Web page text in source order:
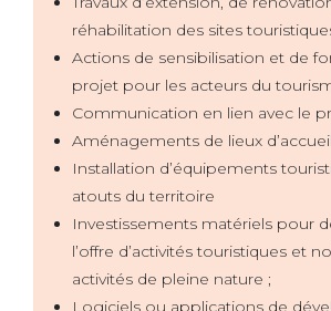
réhabilitation des sites
Actions de sensibilisation et de
projet pour les acteurs du
Communication en lien avec le
Aménagements de lieux
Installation d’équipements
atouts du territoire
Investissements matériels pour
l’offre d’activités touristiques et
activités de pleine nature ;
Logiciels ou applications de